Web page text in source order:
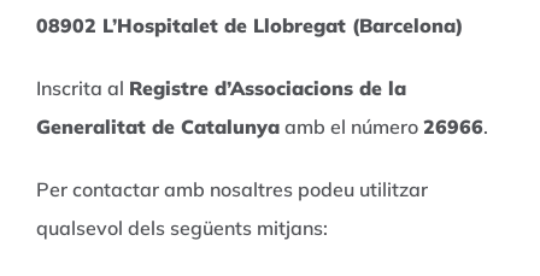
08902 L’Hospitalet de Llobregat (Barcelona)
Inscrita al Registre d’Associacions de la
Generalitat de Catalunya amb el número 26966.
Per contactar amb nosaltres podeu utilitzar
qualsevol dels següents mitjans: